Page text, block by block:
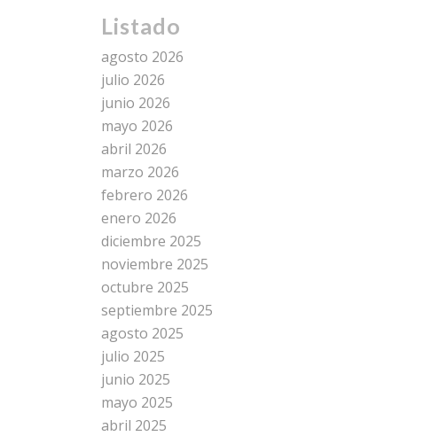
Listado
agosto 2026
julio 2026
junio 2026
mayo 2026
abril 2026
marzo 2026
febrero 2026
enero 2026
diciembre 2025
noviembre 2025
octubre 2025
septiembre 2025
agosto 2025
julio 2025
junio 2025
mayo 2025
abril 2025